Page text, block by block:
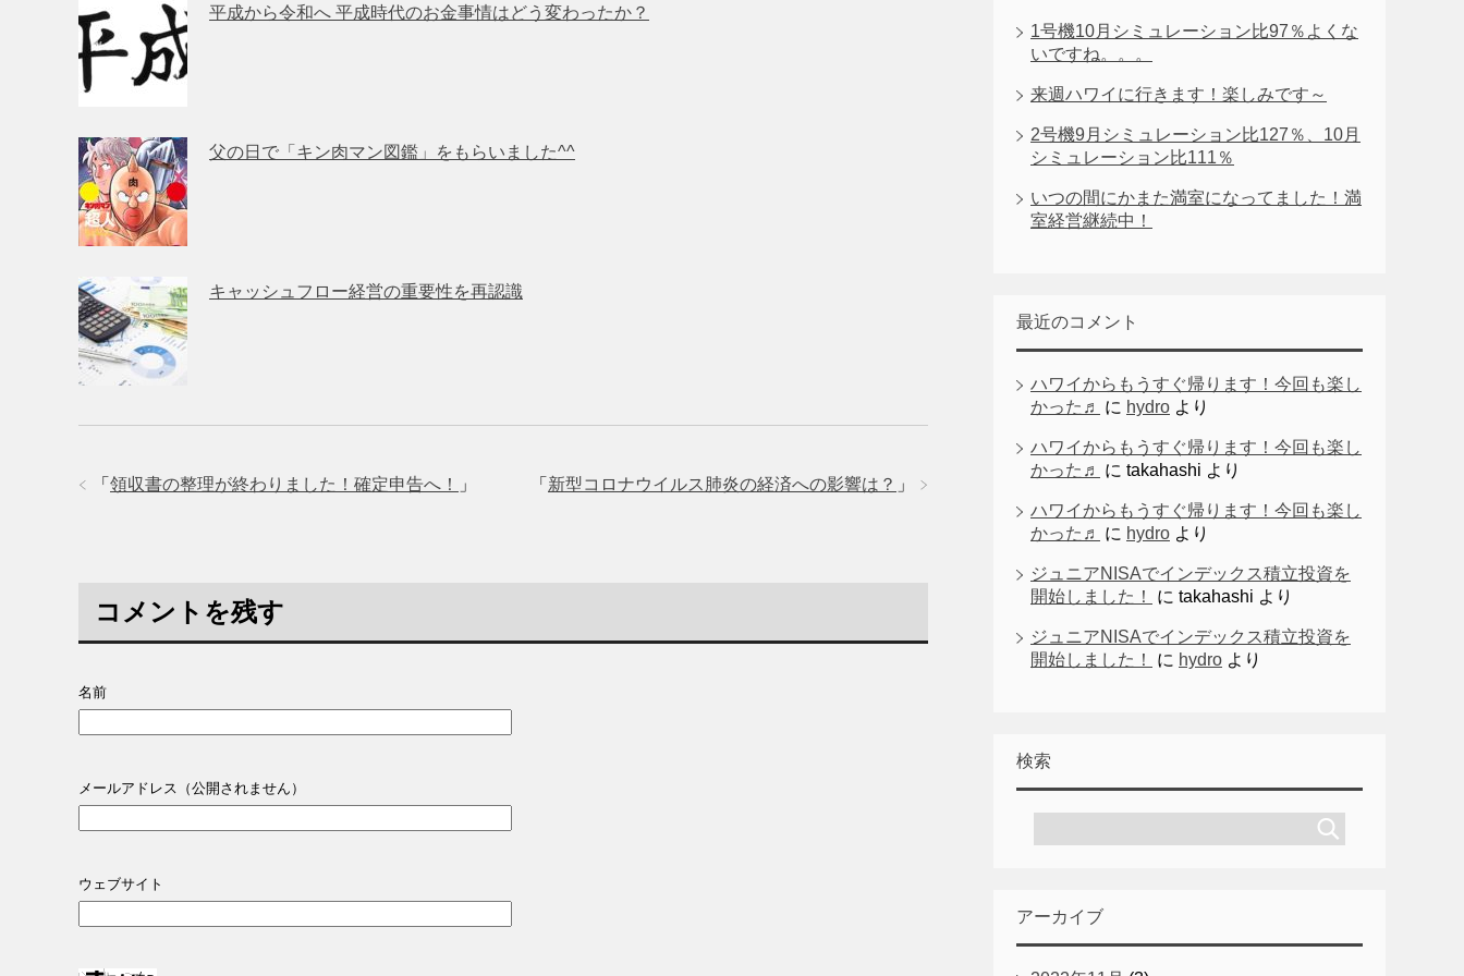
平成から令和へ 平成時代のお金事情はどう変わったか？
父の日で「キン肉マン図鑑」をもらいました^^
キャッシュフロー経営の重要性を再認識
「 新型コロナウイルス肺炎の経済への影響は？ 」
「 領収書の整理が終わりました！確定申告へ！ 」
コメントを残す
名前
メールアドレス（公開されません）
ウェブサイト
1号機10月シミュレーション比97％よくな
いですね。。。
来週ハワイに行きます！楽しみです～
2号機9月シミュレーション比127％、10月
シミュレーション比111％
いつの間にかまた満室になってました！満
室経営継続中！
最近のコメント
ハワイからもうすぐ帰ります！今回も楽し
かった♬
に hydro より
ハワイからもうすぐ帰ります！今回も楽し
かった♬
に takahashi より
ハワイからもうすぐ帰ります！今回も楽し
かった♬
に hydro より
ジュニアNISAでインデックス積立投資を
開始しました！
に takahashi より
ジュニアNISAでインデックス積立投資を
開始しました！
に hydro より
検索
アーカイブ